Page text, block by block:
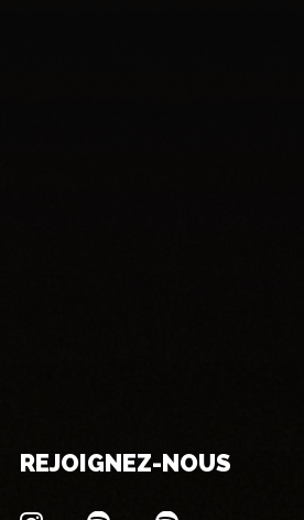
REJOIGNEZ-NOUS